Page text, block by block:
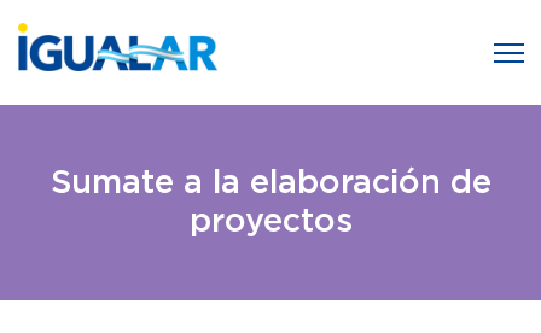
Sumate a la elaboración de
proyectos